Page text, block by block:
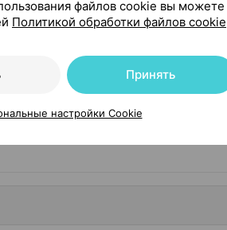
файлов cookie вы можете
Политикой обработки файлов cookie
Принять
настройки Cookie